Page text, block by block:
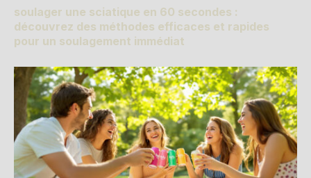
soulager une sciatique en 60 secondes :
découvrez des méthodes efficaces et rapides
pour un soulagement immédiat